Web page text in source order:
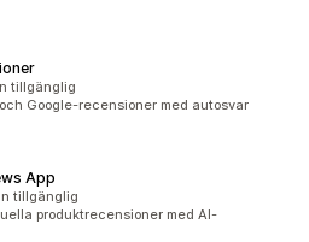
tillgänglig
Google-recensioner med autosvar
App
tillgänglig
produktrecensioner med AI-